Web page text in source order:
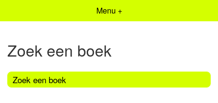
Menu +
Zoek een boek
Zoek een boek